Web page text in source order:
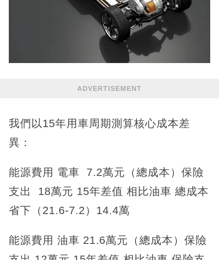
ADVERTISEMENT
我們以15年用車周期測算核心成本差
異：
能源費用 電車 7.2萬元（總成本）保險
支出 18萬元 15年差值 相比油車 總成本
省下（21.6-7.2）14.4萬
能源費用 油車 21.6萬元（總成本）保險